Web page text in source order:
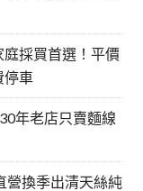
採買首選！平價
停車
年老店只賣麵線
營換季出清天絲純